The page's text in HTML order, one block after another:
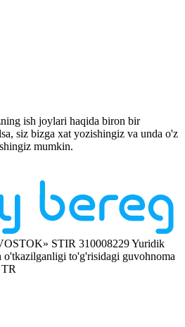
ish joylari haqida biron bir
siz bizga xat yozishingiz va unda o'z
mumkin.
STIR 310008229Yuridik
o'tkazilganligi to'g'risidagi guvohnoma
TR